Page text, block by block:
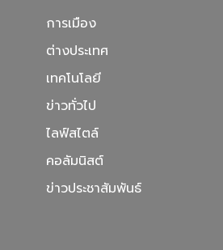
การเมือง
ต่างประเทศ
เทคโนโลยี
ข่าวทั่วไป
ไลฟ์สไตล์
คอลัมนิสต์
ข่าวประชาสัมพันธ์